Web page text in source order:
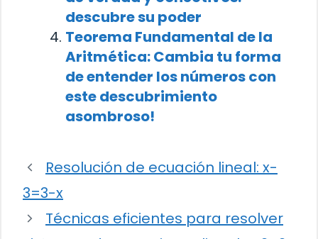
descubre su poder
Teorema Fundamental de la
Aritmética: Cambia tu forma
de entender los números con
este descubrimiento
asombroso!
Resolución de ecuación lineal: x-
3=3-x
Técnicas eficientes para resolver